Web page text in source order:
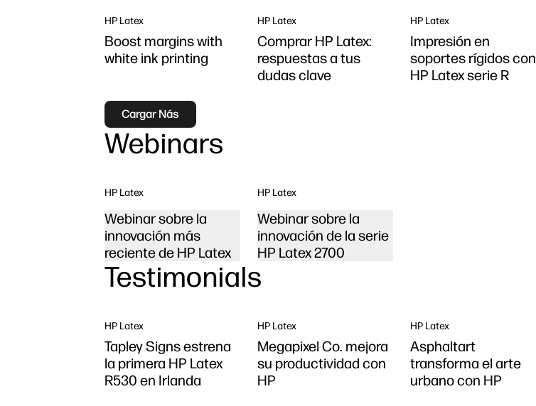
HP Latex
Boost margins with
white ink printing
HP Latex
Comprar HP Latex:
respuestas a tus
dudas clave
HP Latex
Impresión en
soportes rígidos con
HP Latex serie R
Cargar Nás
Webinars
HP Latex
Webinar sobre la
innovación más
reciente de HP Latex
HP Latex
Webinar sobre la
innovación de la serie
HP Latex 2700
Testimonials
HP Latex
Tapley Signs estrena
la primera HP Latex
R530 en Irlanda
HP Latex
Megapixel Co. mejora
su productividad con
HP
HP Latex
Asphaltart
transforma el arte
urbano con HP